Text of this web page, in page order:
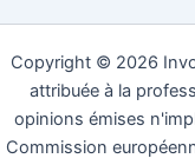
Copyright © 2026
attribuée à la
opinions émises
Commission